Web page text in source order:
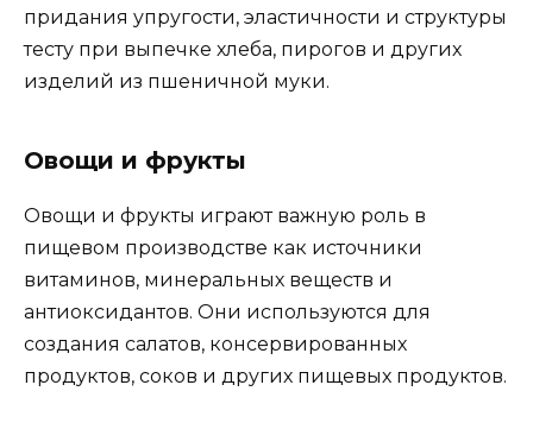
придания упругости, эластичности и структуры
тесту при выпечке хлеба, пирогов и других
изделий из пшеничной муки.
Овощи и фрукты
Овощи и фрукты играют важную роль в
пищевом производстве как источники
витаминов, минеральных веществ и
антиоксидантов. Они используются для
создания салатов, консервированных
продуктов, соков и других пищевых продуктов.